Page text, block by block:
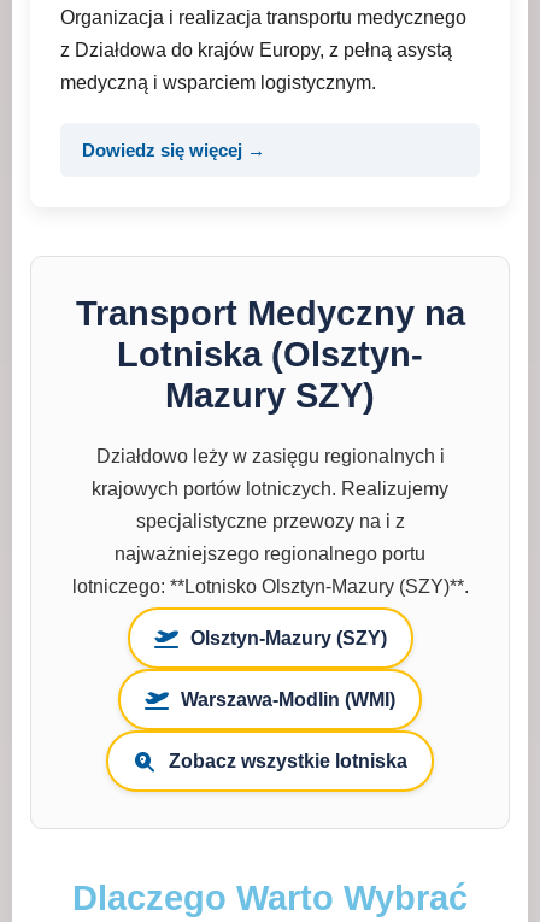
Organizacja i realizacja transportu medycznego
z Działdowa do krajów Europy, z pełną asystą
medyczną i wsparciem logistycznym.
Dowiedz się więcej →
Transport Medyczny na
Lotniska (Olsztyn-
Mazury SZY)
Działdowo leży w zasięgu regionalnych i
krajowych portów lotniczych. Realizujemy
specjalistyczne przewozy na i z
najważniejszego regionalnego portu
lotniczego: **Lotnisko Olsztyn-Mazury (SZY)**.
Olsztyn-Mazury (SZY)
Warszawa-Modlin (WMI)
Zobacz wszystkie lotniska
Dlaczego Warto Wybrać